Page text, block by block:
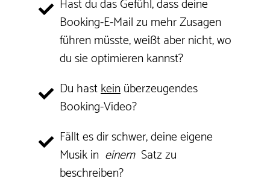
Hast du das Gefühl, dass deine
Booking-E-Mail zu mehr Zusagen
führen müsste, weißt aber nicht, wo
du sie optimieren kannst?
Du hastkeinüberzeugendes
Booking-Video?
Fällt es dir schwer, deine eigene
Musik in einemSatz zu
beschreiben?